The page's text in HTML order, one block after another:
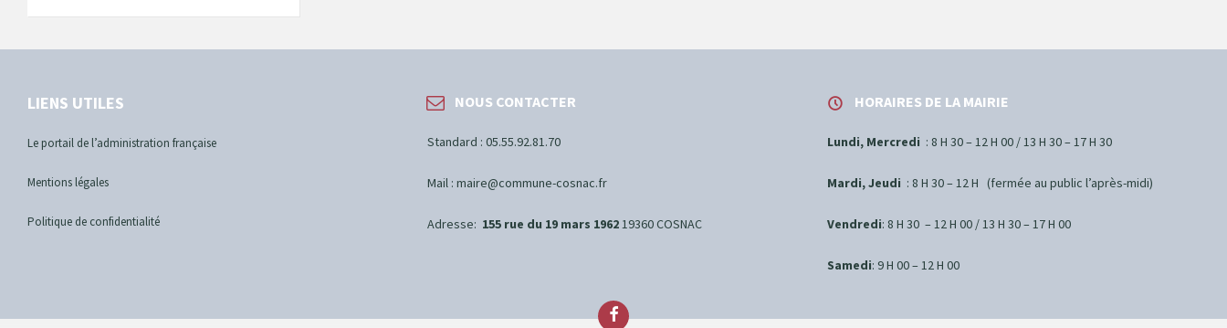
LIENS UTILES
Le portail de l’administration française
Mentions légales
Politique de confidentialité
NOUS CONTACTER
Standard : 05.55.92.81.70
Mail : maire@commune-cosnac.fr
Adresse: 155 rue du 19 mars 196219360 COSNAC
HORAIRES DE LA MAIRIE
Lundi, Mercredi : 8 H 30 – 12 H 00 / 13 H 30 – 17 H 30
Mardi, Jeudi : 8 H 30 – 12 H (fermée au public l’après-midi)
Vendredi: 8 H 30 – 12 H 00 / 13 H 30 – 17 H 00
Samedi: 9 H 00 – 12 H 00
Facebook